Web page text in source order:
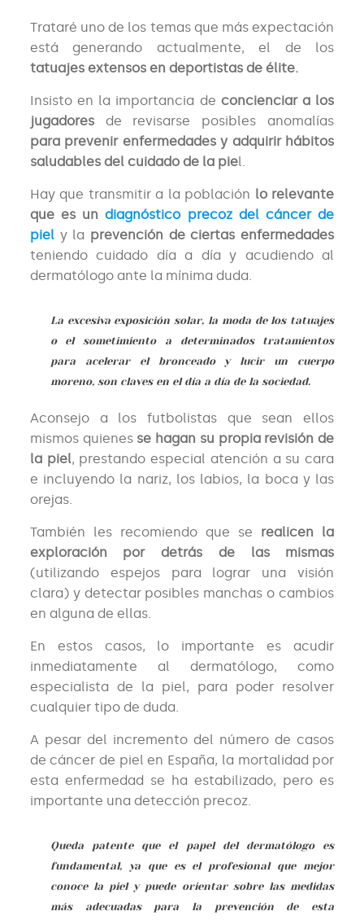
Trataré uno de los temas que más expectación
está generando actualmente, el de los
tatuajes extensos en deportistas de élite.
Insisto en la importancia de concienciar a los
jugadores de revisarse posibles anomalías
para prevenir enfermedades y adquirir hábitos
saludables del cuidado de la piel.
Hay que transmitir a la población lo relevante
que es undiagnóstico precoz del cáncer de
piel y la prevención de ciertas enfermedades
teniendo cuidado día a día y acudiendo al
dermatólogo ante la mínima duda.
La excesiva exposición solar, la moda de los tatuajes
o el sometimiento a determinados tratamientos
para acelerar el bronceadoy lucir un cuerpo
moreno, son claves en el día a día de la sociedad.
Aconsejo a los futbolistas que sean ellos
mismos quienes se hagan su propia revisión de
la piel, prestando especial atención a su cara
e incluyendo la nariz, los labios, la boca y las
orejas.
También les recomiendo que se realicen la
exploración por detrás de las mismas
(utilizando espejos para lograr una visión
clara) y detectar posibles manchas o cambios
en alguna de ellas.
En estos casos, lo importante es acudir
inmediatamente al dermatólogo, como
especialista de la piel, para poder resolver
cualquier tipo de duda.
A pesar del incremento del número de casos
de cáncer de piel en España, la mortalidad por
esta enfermedad se ha estabilizado, pero es
importante una detección precoz.
Queda patente que el papel del dermatólogo es
fundamental, ya que es el profesional que mejor
conoce la piel y puede orientar sobre las medidas
más adecuadas para la prevención de esta